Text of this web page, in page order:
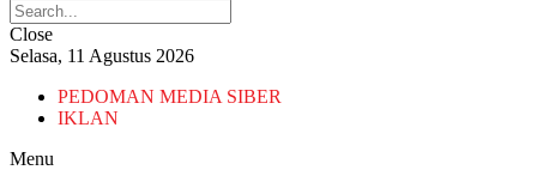
Close
Selasa, 11 Agustus 2026
PEDOMAN MEDIA SIBER
IKLAN
Menu